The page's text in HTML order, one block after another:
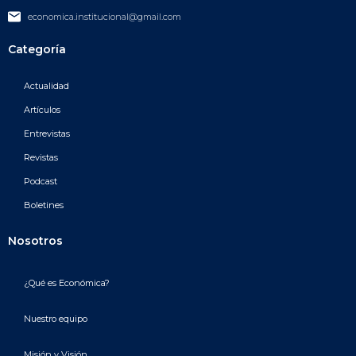
economica.institucional@gmail.com
Categoría
Actualidad
Artículos
Entrevistas
Revistas
Podcast
Boletines
Nosotros
¿Qué es Económica?
Nuestro equipo